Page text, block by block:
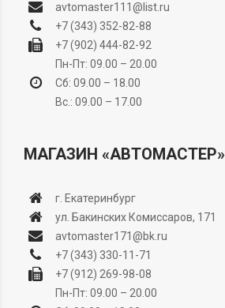
avtomaster111@list.ru
+7 (343) 352-82-88
+7 (902) 444-82-92
Пн-Пт: 09.00 – 20.00
Сб: 09.00 – 18.00
Вс.: 09.00 – 17.00
МАГАЗИН «АВТОМАСТЕР»
г. Екатеринбург
ул. Бакинских Комиссаров, 171
avtomaster171@bk.ru
+7 (343) 330-11-71
+7 (912) 269-98-08
Пн-Пт: 09.00 – 20.00